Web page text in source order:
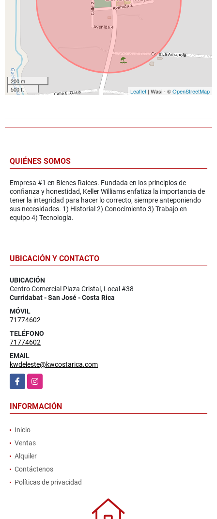
200 m
500 ft
Leaflet | Wasi - ©OpenStreetMap
QUIÉNES SOMOS
Empresa #1 en Bienes Raíces. Fundada en los principios de
confianza y honestidad, Keller Williams enfatiza la importancia de
tener la integridad para hacer lo correcto, siempre anteponiendo
sus necesidades. 1) Historial 2) Conocimiento 3) Trabajo en
equipo 4) Tecnología.
UBICACIÓN Y CONTACTO
UBICACIÓN
Centro Comercial Plaza Cristal, Local #38
Curridabat - San José - Costa Rica
MÓVIL
71774602
TELÉFONO
71774602
EMAIL
kwdeleste@kwcostarica.com
FacebookInstagram
INFORMACIÓN
Inicio
Ventas
Alquiler
Contáctenos
Políticas de privacidad